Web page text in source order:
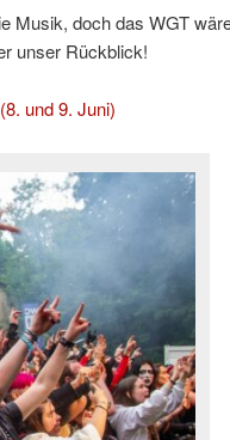
Musik, doch das WGT
unser Rückblick!
und 9. Juni)